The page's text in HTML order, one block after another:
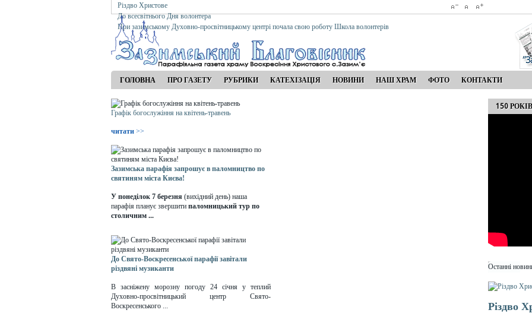
Різдво Христове
До всесвітнього Дня волонтера
При зазимському Духовно-просвітницькому центрі почала свою роботу Школа волонтерів
ГОЛОВНА ПРО ГАЗЕТУ РУБРИКИ КАТЕХІЗАЦІЯ НОВИНИ НАШ ХРАМ ФОТО КОНТАКТИ
Графік богослужіння на квітень-травень
читати >>
Зазимська парафія запрошує в паломництво по
святиням міста Києва!
У понеділок 7 березня (вихідний день) наша
парафія планує звершити паломницький тур по
столичним ...
До Свято-Воскресенської парафії завітали
різдвяні музиканти
В засніжену морозну погоду 24 січня у теплий
Духовно-просвітницький центр Свято-
Воскресенського ...
150
Останні
Різдво